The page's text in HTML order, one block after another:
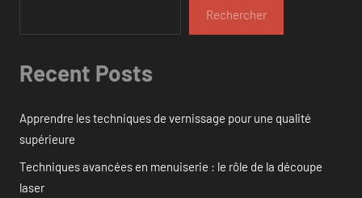
Rechercher
Recent Posts
Apprendre les techniques de vernissage pour une qualité
supérieure
Techniques avancées en menuiserie : le rôle de la découpe
laser